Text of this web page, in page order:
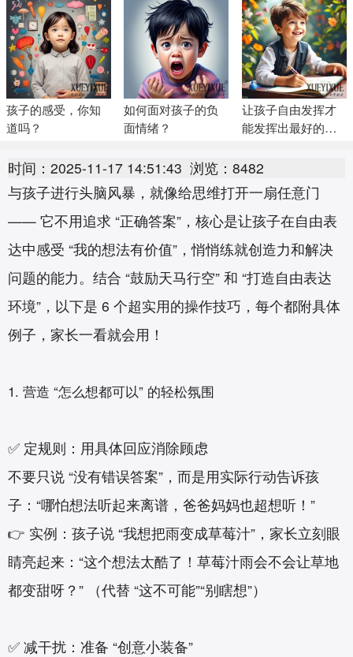
孩子的感受，你知
道吗？
如何面对孩子的负
面情绪？
让孩子自由发挥才
能发挥出最好的潜
时间：2025-11-17 14:51:43 浏览：8482
与孩子进行头脑风暴，就像给思维打开一扇任意门
—— 它不用追求 “正确答案”，核心是让孩子在自由表
达中感受 “我的想法有价值”，悄悄练就创造力和解决
问题的能力。结合 “鼓励天马行空” 和 “打造自由表达
环境”，以下是 6 个超实用的操作技巧，每个都附具体
例子，家长一看就会用！
1. 营造 “怎么想都可以” 的轻松氛围‌
✅ 定规则：用具体回应消除顾虑
不要只说 “没有错误答案”，而是用实际行动告诉孩
子：“哪怕想法听起来离谱，爸爸妈妈也超想听！”
👉 实例：孩子说 “我想把雨变成草莓汁”，家长立刻眼
睛亮起来：“这个想法太酷了！草莓汁雨会不会让草地
都变甜呀？” （代替 “这不可能”“别瞎想”）
✅ 减干扰：准备 “创意小装备”